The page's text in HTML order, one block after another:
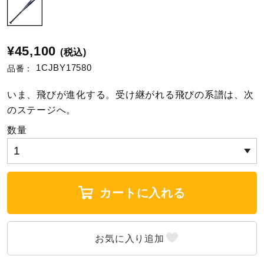
卓球
ソフトボール
ウィンタースポーツ
ワーキング
¥45,100 (税込)
品番： 1CJBY17580
いま、飛びが進化する。受け継がれる飛びの系譜は、次
のステージへ。
数量
カートに入れる